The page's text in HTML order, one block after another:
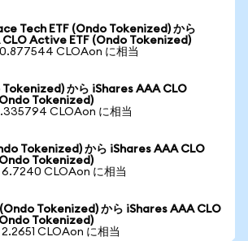
Tech ETF (Ondo Tokenized) から
CLO Active ETF (Ondo Tokenized)
0.877544 CLOAon に相当
Tokenized) から iShares AAA CLO
Tokenized)
CLOAon に相当
Tokenized) から iShares AAA CLO
Tokenized)
6.7240 CLOAon に相当
Tokenized) から iShares AAA CLO
Tokenized)
CLOAon に相当